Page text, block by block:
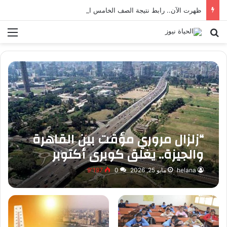
بحث عن
“زلزال مروري مؤقت بين القاهرة
والجيزة.. يغلق كوبري أكتوبر
helana مايو 25, 2026 0 9٬197